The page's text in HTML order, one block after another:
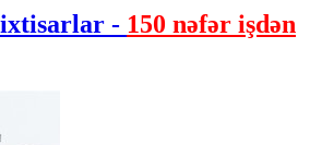
- 150 nəfər işdən